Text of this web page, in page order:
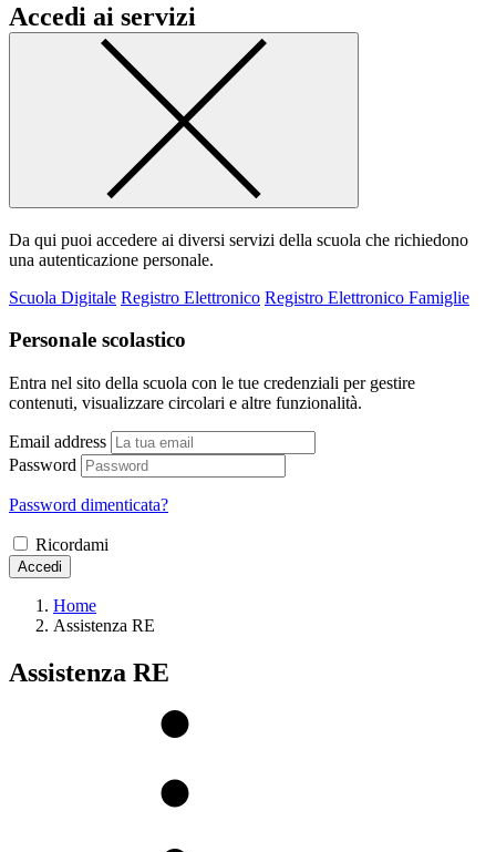
Accedi ai servizi
Da qui puoi accedere ai diversi servizi della scuola che richiedono
una autenticazione personale.
Scuola Digitale Registro Elettronico Registro Elettronico Famiglie
Personale scolastico
Entra nel sito della scuola con le tue credenziali per gestire
contenuti, visualizzare circolari e altre funzionalità.
Email address
Password
Password dimenticata?
Ricordami
Accedi
Home
Assistenza RE
Assistenza RE